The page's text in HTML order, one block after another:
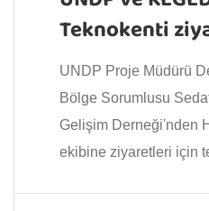
Teknokenti
UNDP Proje Müdürü
Bölge Sorumlusu
Gelişim Derneği'nden
ekibine ziyaretleri için